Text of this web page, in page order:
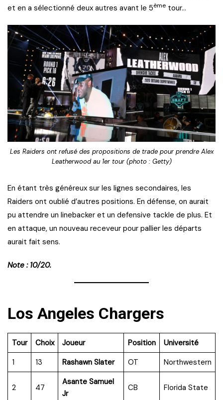
et en a sélectionné deux autres avant le 5ème tour…
Les Raiders ont refusé des propositions de trade pour prendre Alex
Leatherwood au 1er tour (photo : Getty)
En étant très généreux sur les lignes secondaires, les
Raiders ont oublié d’autres positions. En défense, on aurait
pu attendre un linebacker et un defensive tackle de plus. Et
en attaque, un nouveau receveur pour pallier les départs
aurait fait sens.
Note : 10/20.
Los Angeles Chargers
Tour Choix Joueur Position
Université
1
13 Rashawn Slater OT Northwestern
2 47
Asante Samuel
Jr
CB Florida State